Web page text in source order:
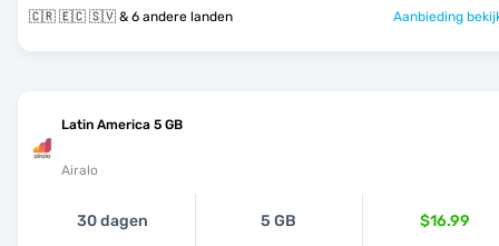
🇨🇷 🇪🇨 🇸🇻 & 6 andere landen Aanbieding
Latin America 5 GB
Airalo
30 dagen 5 GB $16.99